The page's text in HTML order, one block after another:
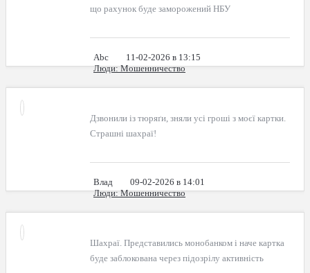
що рахунок буде заморожений НБУ
Abc
11-02-2026 в 13:15
Люди: Мошенничество
Дзвонили із тюряґи, зняли усі гроші з моєї картки.
Страшні шахраї!
Влад
09-02-2026 в 14:01
Люди: Мошенничество
Шахраї. Представились монобанком і наче картка
буде заблокована через підозрілу активність